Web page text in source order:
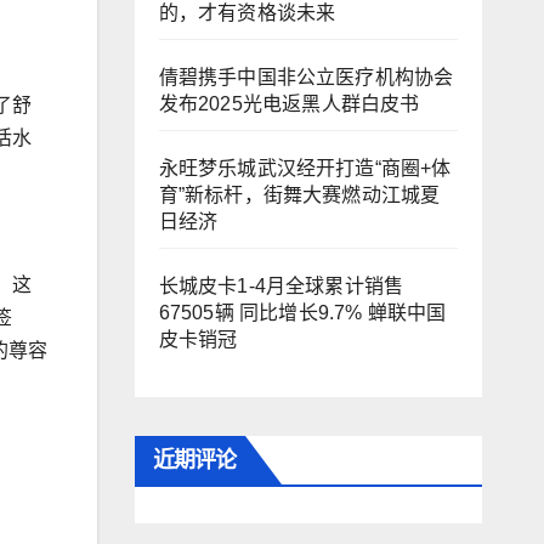
舒
水
这
尊容
的，才有资格谈未来
倩碧携手中国非公立医疗机构协会
发布2025光电返黑人群白皮书
永旺梦乐城武汉经开打造“商圈+体
育”新标杆，街舞大赛燃动江城夏
日经济
长城皮卡1-4月全球累计销售
67505辆 同比增长9.7% 蝉联中国
皮卡销冠
近期评论